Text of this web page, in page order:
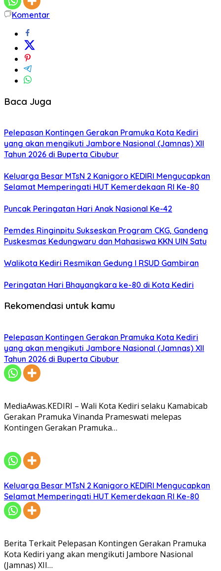
Komentar
Baca Juga
Pelepasan Kontingen Gerakan Pramuka Kota Kediri
yang akan mengikuti Jambore Nasional (Jamnas) XII
Tahun 2026 di Buperta Cibubur
Keluarga Besar MTsN 2 Kanigoro KEDIRI Mengucapkan
Selamat Memperingati HUT Kemerdekaan RI Ke-80
Puncak Peringatan Hari Anak Nasional Ke-42
Pemdes Ringinpitu Sukseskan Program CKG, Gandeng
Puskesmas Kedungwaru dan Mahasiswa KKN UIN Satu
Walikota Kediri Resmikan Gedung I RSUD Gambiran
Peringatan Hari Bhayangkara ke-80 di Kota Kediri
Rekomendasi untuk kamu
Pelepasan Kontingen Gerakan Pramuka Kota Kediri
yang akan mengikuti Jambore Nasional (Jamnas) XII
Tahun 2026 di Buperta Cibubur
MediaAwas.KEDIRI – Wali Kota Kediri selaku Kamabicab
Gerakan Pramuka Vinanda Prameswati melepas
Kontingen Gerakan Pramuka…
Keluarga Besar MTsN 2 Kanigoro KEDIRI Mengucapkan
Selamat Memperingati HUT Kemerdekaan RI Ke-80
Berita Terkait Pelepasan Kontingen Gerakan Pramuka
Kota Kediri yang akan mengikuti Jambore Nasional
(Jamnas) XII…